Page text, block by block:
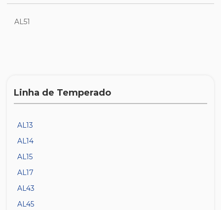
AL51
Linha de Temperado
AL13
AL14
AL15
AL17
AL43
AL45